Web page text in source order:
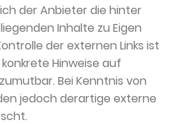
der Anbieter die hinter
Inhalte zu Eigen
der externen Links ist
Hinweise auf
Bei Kenntnis von
jedoch derartige externe